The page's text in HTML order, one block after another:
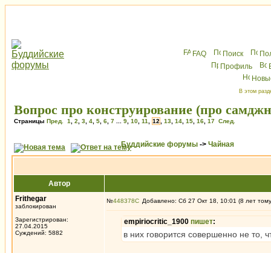
FAQ Поиск
Профиль
В этом
Вопрос про конструирование (про
Страницы Пред. 1 2 3 4 5 6 7 9 10 11 12 13 14 15 16 17 След.
Буддийские форумы -> Чайная
Автор
Frithegar
заблокирован
Зарегистрирован:
27.04.2015
Суждений: 5882
№448378 Добавлено: Сб 27 Окт 18, 10:01 (8 лет
empiriocritic_1900 пишет:
в них говорится совершенно не то,